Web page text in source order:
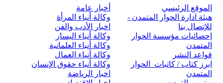
الموقع الرئيسي
هيئة ادارة الحوار المتمدن -
للإتصال بنا
إحصائيات مؤسسة الحوار
المتمدن
قواعد النشر
ابرز كتاب / كاتبات الحوار
المتمدن
أخبار عامة
وكالة أنباء المرأة
اخبار الأدب والفن
وكالة أنباء اليسار
وكالة أنباء العلمانية
وكالة أنباء العمال
وكالة أنباء حقوق الإنسان
اخبار الرياضة